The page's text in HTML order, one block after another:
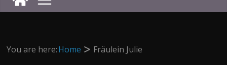
You are here:Home Fräulein Julie